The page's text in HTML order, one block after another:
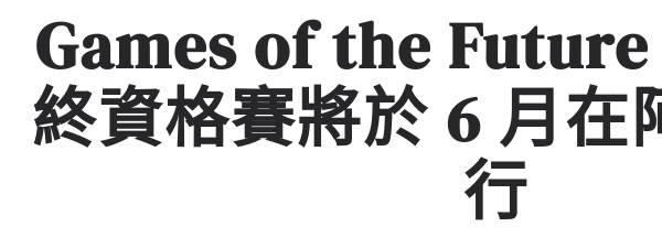
Games of the
終資格賽將於 6 月在
行